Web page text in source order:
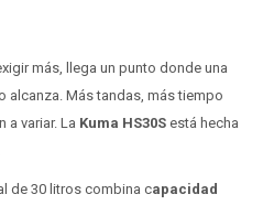
más, llega un punto donde una
alcanza. Más tandas, más tiempo
a variar. La Kuma HS30S está hecha
de 30 litros combina capacidad